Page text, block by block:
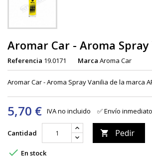
Aromar Car - Aroma Spray
Referencia 19.0171 Marca Aroma Car
Aromar Car - Aroma Spray Vanilia de la marca
5,70 € IVA no incluido ✅ Envío
Cantidad  Pedir
 En stock